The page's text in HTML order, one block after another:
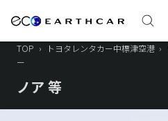
TOP › トヨタレンタカー中標津空港 ›
ー
ノア 等